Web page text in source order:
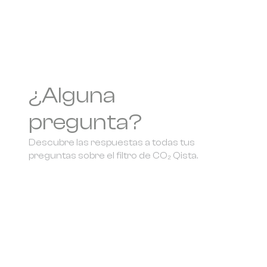
¿Alguna
pregunta?
Descubre las respuestas a todas tus
preguntas sobre el filtro de CO₂ Qista.